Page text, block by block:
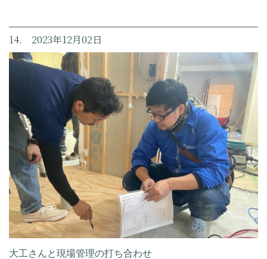
14. 2023年12月02日
大工さんと現場管理の打ち合わせ